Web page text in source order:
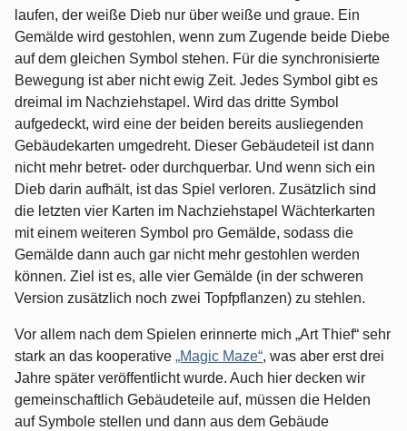
laufen, der weiße Dieb nur über weiße und graue. Ein
Gemälde wird gestohlen, wenn zum Zugende beide Diebe
auf dem gleichen Symbol stehen. Für die synchronisierte
Bewegung ist aber nicht ewig Zeit. Jedes Symbol gibt es
dreimal im Nachziehstapel. Wird das dritte Symbol
aufgedeckt, wird eine der beiden bereits ausliegenden
Gebäudekarten umgedreht. Dieser Gebäudeteil ist dann
nicht mehr betret- oder durchquerbar. Und wenn sich ein
Dieb darin aufhält, ist das Spiel verloren. Zusätzlich sind
die letzten vier Karten im Nachziehstapel Wächterkarten
mit einem weiteren Symbol pro Gemälde, sodass die
Gemälde dann auch gar nicht mehr gestohlen werden
können. Ziel ist es, alle vier Gemälde (in der schweren
Version zusätzlich noch zwei Topfpflanzen) zu stehlen.
Vor allem nach dem Spielen erinnerte mich „Art Thief“ sehr
stark an das kooperative „Magic Maze“, was aber erst drei
Jahre später veröffentlicht wurde. Auch hier decken wir
gemeinschaftlich Gebäudeteile auf, müssen die Helden
auf Symbole stellen und dann aus dem Gebäude